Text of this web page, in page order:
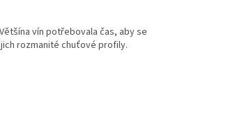
vín potřebovala čas, aby se
rozmanité chuťové profily.